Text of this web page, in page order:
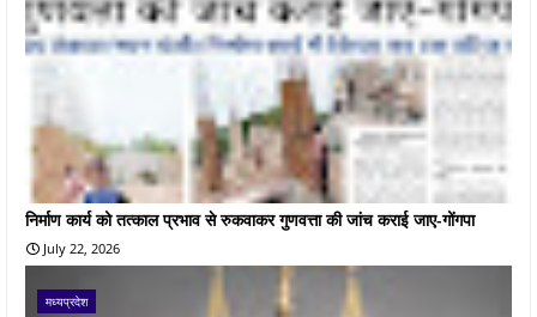
निर्माण कार्य को तत्काल प्रभाव से रुकवाकर गुणवत्ता की जांच कराई जाए-गोंगपा
July 22, 2026
मध्यप्रदेश